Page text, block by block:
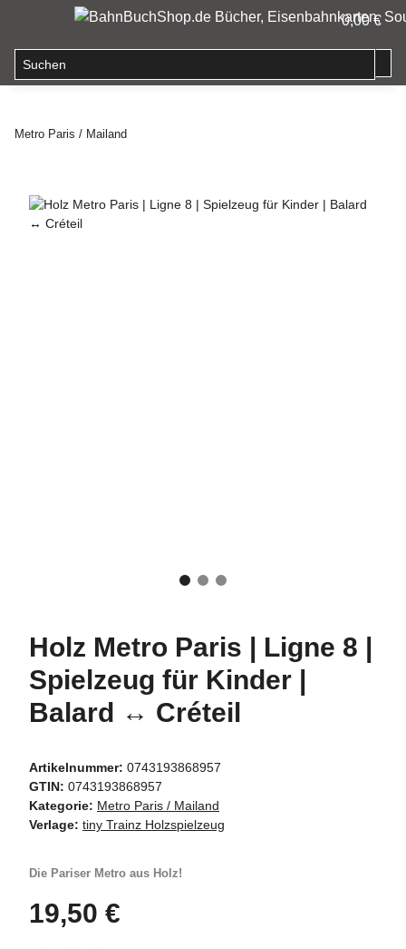
0,00 €
Metro Paris / Mailand
Holz Metro Paris | Ligne 8 |
Spielzeug für Kinder |
Balard ↔ Créteil
Artikelnummer: 0743193868957
GTIN: 0743193868957
Kategorie: Metro Paris / Mailand
Verlage: tiny Trainz Holzspielzeug
Die Pariser Metro aus Holz!
19,50 €